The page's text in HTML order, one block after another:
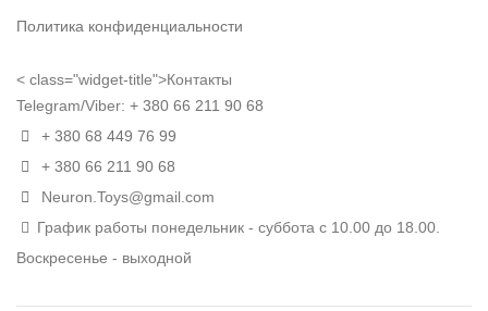
Политика конфиденциальности
< class="widget-title">Контакты
Telegram/Viber: + 380 66 211 90 68
+ 380 68 449 76 99
+ 380 66 211 90 68
Neuron.Toys@gmail.com
График работы понедельник - суббота с 10.00 до 18.00.
Воскресенье - выходной